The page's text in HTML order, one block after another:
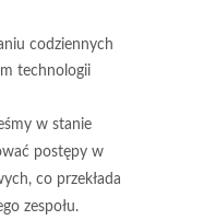
codziennych
technologii
w stanie
postępy w
co przekłada
zespołu.